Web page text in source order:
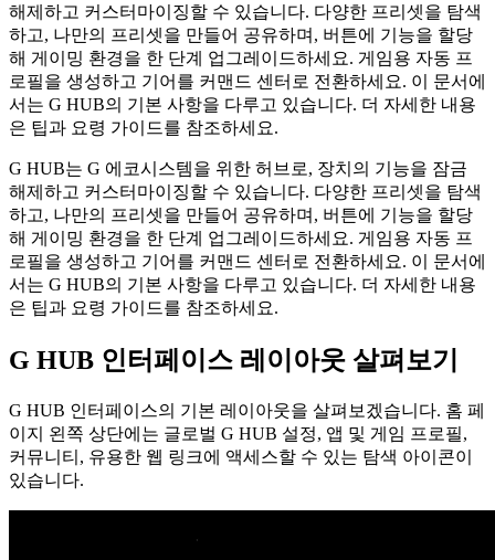
해제하고 커스터마이징할 수 있습니다. 다양한 프리셋을 탐색
하고, 나만의 프리셋을 만들어 공유하며, 버튼에 기능을 할당
해 게이밍 환경을 한 단계 업그레이드하세요. 게임용 자동 프
로필을 생성하고 기어를 커맨드 센터로 전환하세요. 이 문서에
서는 G HUB의 기본 사항을 다루고 있습니다. 더 자세한 내용
은 팁과 요령 가이드를 참조하세요.
G HUB는 G 에코시스템을 위한 허브로, 장치의 기능을 잠금
해제하고 커스터마이징할 수 있습니다. 다양한 프리셋을 탐색
하고, 나만의 프리셋을 만들어 공유하며, 버튼에 기능을 할당
해 게이밍 환경을 한 단계 업그레이드하세요. 게임용 자동 프
로필을 생성하고 기어를 커맨드 센터로 전환하세요. 이 문서에
서는 G HUB의 기본 사항을 다루고 있습니다. 더 자세한 내용
은 팁과 요령 가이드를 참조하세요.
G HUB 인터페이스 레이아웃 살펴보기
G HUB 인터페이스의 기본 레이아웃을 살펴보겠습니다. 홈 페
이지 왼쪽 상단에는 글로벌 G HUB 설정, 앱 및 게임 프로필,
커뮤니티, 유용한 웹 링크에 액세스할 수 있는 탐색 아이콘이
있습니다.